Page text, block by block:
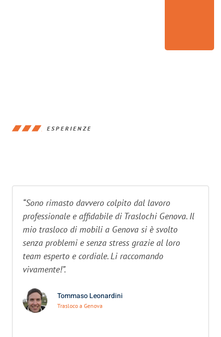
ESPERIENZE
“Sono rimasto davvero colpito dal lavoro
professionale e affidabile di Traslochi Genova. Il
mio trasloco di mobili a Genova si è svolto
senza problemi e senza stress grazie al loro
team esperto e cordiale. Li raccomando
vivamente!”.
Tommaso Leonardini
Trasloco a Genova